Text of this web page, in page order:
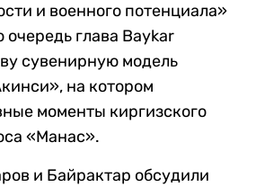
и военного потенциала»
глава Baykar
сувенирную модель
на котором
моменты киргизского
«Манас».
и Байрактар обсудили